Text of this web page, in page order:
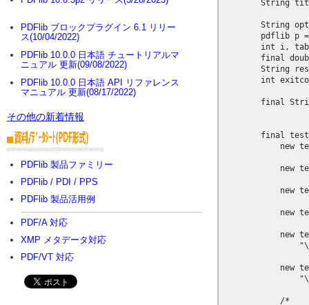
PDFlib ブロックプラグイン 6.1 リリー
ス(10/04/2022)
PDFlib 10.0.0 日本語 チュートリアルマ
ニュアル 更新(09/08/2022)
PDFlib 10.0.0 日本語 API リファレンス
マニュアル 更新(08/17/2022)
その他の新着情報
PDFlib 製品ファミリー
PDFlib / PDI / PPS
PDFlib 製品活用例
PDF/A 対応
XMP メタデータ対応
PDF/VT 対応
String
String
pdflib p
int i,
final
String
int
final
final
new
new
new
new
new
new
            /*